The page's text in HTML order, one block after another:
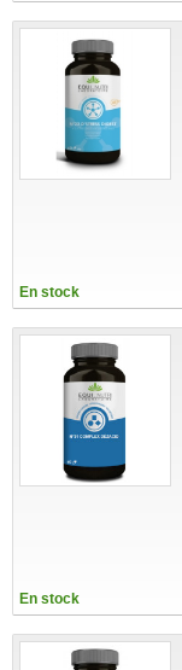
En stock
En stock